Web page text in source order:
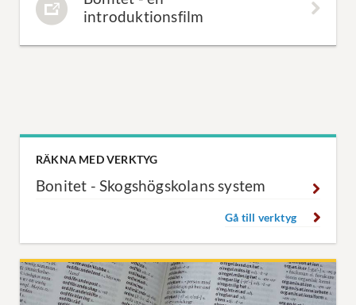
introduktionsfilm
RÄKNA MED VERKTYG
Bonitet - Skogshögskolans system
Gå till verktyg